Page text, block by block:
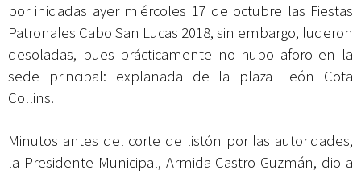
por iniciadas ayer miércoles 17 de octubre las Fiestas
Patronales Cabo San Lucas 2018, sin embargo, lucieron
desoladas, pues prácticamente no hubo aforo en la
sede principal: explanada de la plaza León Cota
Collins.
Minutos antes del corte de listón por las autoridades,
la Presidente Municipal, Armida Castro Guzmán, dio a